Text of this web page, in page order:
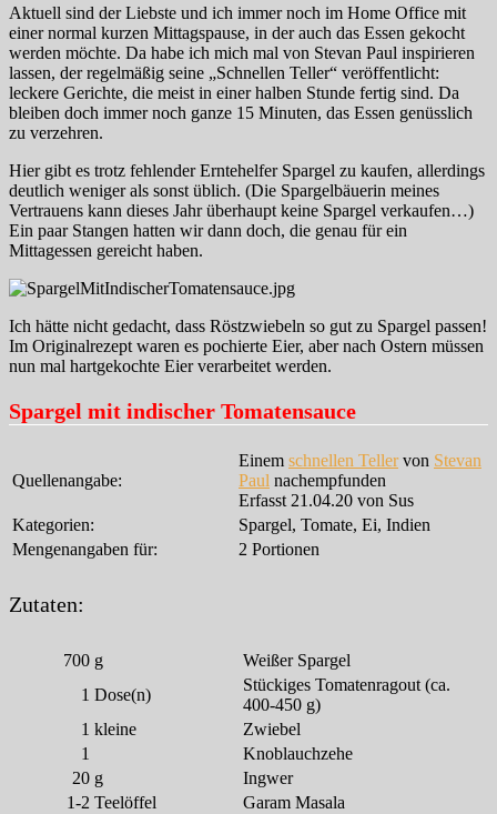
Aktuell sind der Liebste und ich immer noch im Home Office mit
einer normal kurzen Mittagspause, in der auch das Essen gekocht
werden möchte. Da habe ich mich mal von Stevan Paul inspirieren
lassen, der regelmäßig seine „Schnellen Teller“ veröffentlicht:
leckere Gerichte, die meist in einer halben Stunde fertig sind. Da
bleiben doch immer noch ganze 15 Minuten, das Essen genüsslich
zu verzehren.
Hier gibt es trotz fehlender Erntehelfer Spargel zu kaufen, allerdings
deutlich weniger als sonst üblich. (Die Spargelbäuerin meines
Vertrauens kann dieses Jahr überhaupt keine Spargel verkaufen…)
Ein paar Stangen hatten wir dann doch, die genau für ein
Mittagessen gereicht haben.
Ich hätte nicht gedacht, dass Röstzwiebeln so gut zu Spargel passen!
Im Originalrezept waren es pochierte Eier, aber nach Ostern müssen
nun mal hartgekochte Eier verarbeitet werden.
Spargel mit indischer Tomatensauce
Quellenangabe:
Einem schnellen Tellervon Stevan
Paul nachempfunden
Erfasst 21.04.20 von Sus
Kategorien:
Spargel, Tomate, Ei, Indien
Mengenangaben für:
2 Portionen
Zutaten:
700 g
Weißer Spargel
1 Dose(n)
Stückiges Tomatenragout (ca.
400-450 g)
1 kleine
Zwiebel
1
Knoblauchzehe
20 g
Ingwer
1-2 Teelöffel
Garam Masala